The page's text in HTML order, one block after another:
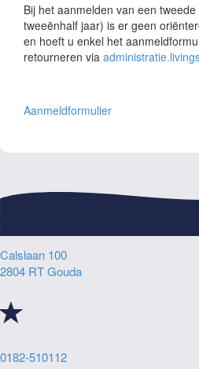
Bij het aanmelden van een
tweeënhalf jaar) is er geen
en hoeft u enkel het
retourneren via
Aanmeldformulier
Calslaan 100
2804 RT Gouda
0182-510112